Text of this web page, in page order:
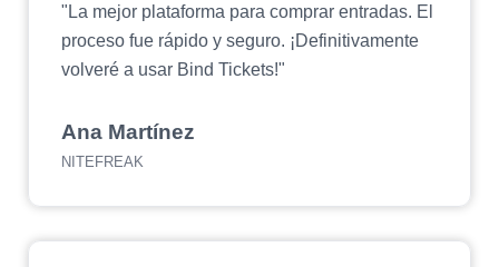
"La mejor plataforma para comprar entradas. El
proceso fue rápido y seguro. ¡Definitivamente
volveré a usar Bind Tickets!"
Ana Martínez
NITEFREAK